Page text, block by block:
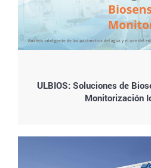
ULBIOS: Soluciones de
Monitorización